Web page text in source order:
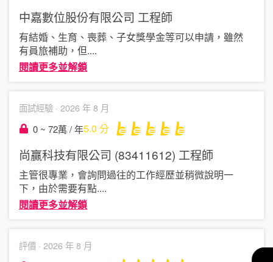
中嘉數位股份有限公司 工程師
有結婚、生育、喪葬、子女獎學金等可以申請，雖然
有員旅補助，但....
閱讀更多並解鎖
面試經驗 · 2026 年 8 月
0 ~ 72萬 / 年5.0 分
尚贏科技有限公司 (83411612) 工程師
主管很專業，會詢問過往的工作經歷並稍微說明一
下，由於需要有點....
閱讀更多並解鎖
評價 · 2026 年 8 月